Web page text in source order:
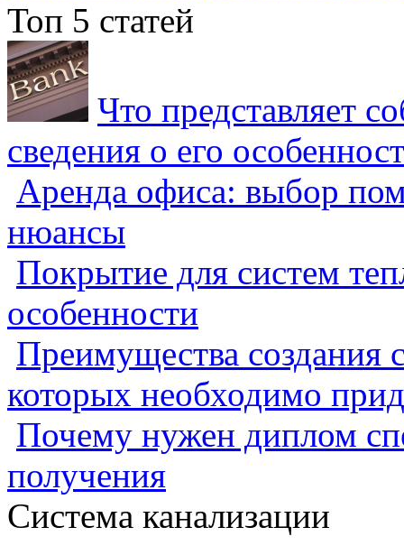
Топ 5 статей
Что представляет
сведения о его
Аренда офиса: выбор
нюансы
Покрытие для систем
особенности
Преимущества создания
которых необходимо
Почему нужен диплом
получения
Система канализации